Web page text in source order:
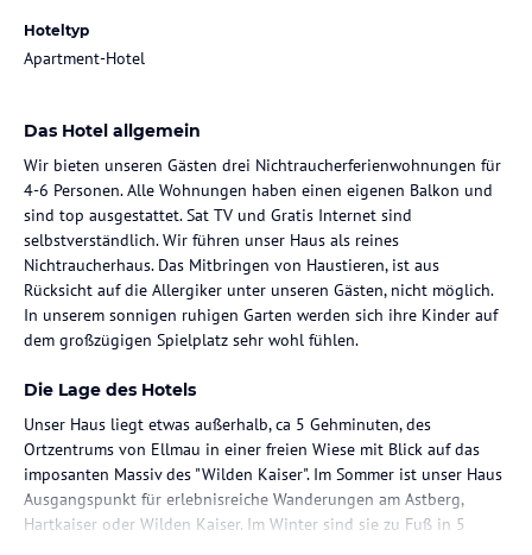
Hoteltyp
Apartment-Hotel
Das Hotel allgemein
Wir bieten unseren Gästen drei Nichtraucherferienwohnungen für
4-6 Personen. Alle Wohnungen haben einen eigenen Balkon und
sind top ausgestattet. Sat TV und Gratis Internet sind
selbstverständlich. Wir führen unser Haus als reines
Nichtraucherhaus. Das Mitbringen von Haustieren, ist aus
Rücksicht auf die Allergiker unter unseren Gästen, nicht möglich.
In unserem sonnigen ruhigen Garten werden sich ihre Kinder auf
dem großzügigen Spielplatz sehr wohl fühlen.
Die Lage des Hotels
Unser Haus liegt etwas außerhalb, ca 5 Gehminuten, des
Ortzentrums von Ellmau in einer freien Wiese mit Blick auf das
imposanten Massiv des "Wilden Kaiser". Im Sommer ist unser Haus
Ausgangspunkt für erlebnisreiche Wanderungen am Astberg,
Hartkaiser oder Wilden Kaiser. Im Winter sind sie zu Fuß in 5